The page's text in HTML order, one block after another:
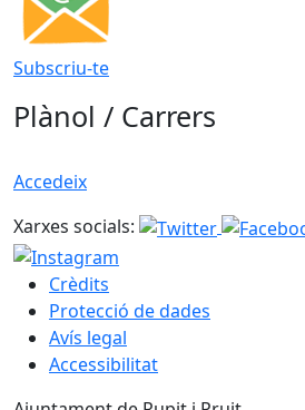
Subscriu-te
Plànol / Carrers
Accedeix
Xarxes socials:
Crèdits
Protecció de dades
Avís legal
Accessibilitat